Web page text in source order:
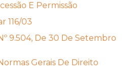
E Permissão
116/03
9.504, De 30 De Setembro
Gerais De Direito